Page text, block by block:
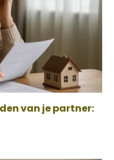
van je partner: